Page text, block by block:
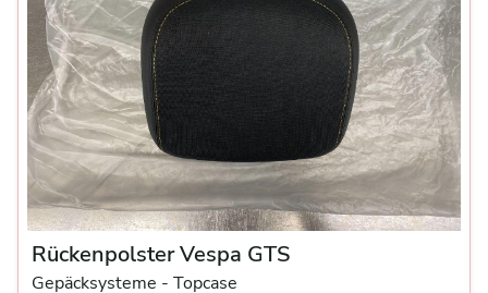
Rückenpolster Vespa GTS
Gepäcksysteme - Topcase